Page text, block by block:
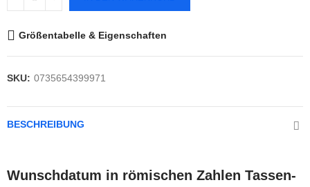
Größentabelle & Eigenschaften
SKU: 0735654399971
BESCHREIBUNG
Wunschdatum in römischen Zahlen Tassen-